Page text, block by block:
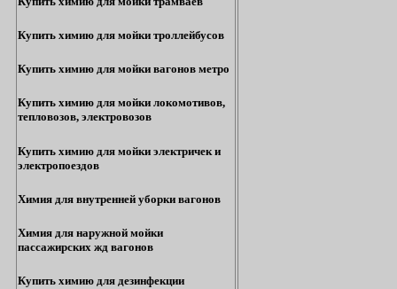
Купить химию для мойки троллейбусов
Купить химию для мойки вагонов метро
Купить химию для мойки локомотивов,
тепловозов, электровозов
Купить химию для мойки электричек и
электропоездов
Химия для внутренней уборки вагонов
Химия для наружной мойки
пассажирских жд вагонов
Купить химию для дезинфекции